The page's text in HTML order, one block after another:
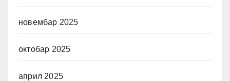
новембар 2025
октобар 2025
април 2025